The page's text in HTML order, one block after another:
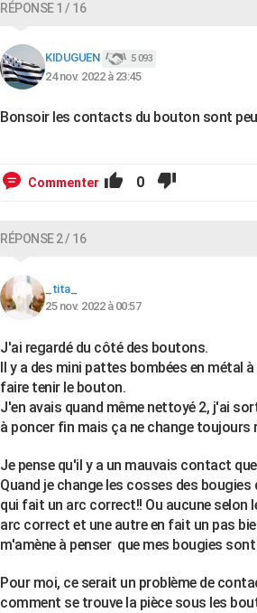
RÉPONSE 1 / 16
KIDUGUEN 5 093
24 nov. 2022 à 23:45
Bonsoir les contacts du bouton sont
Commenter 0
RÉPONSE 2 / 16
_tita_
25 nov. 2022 à 00:57
J'ai regardé du côté des boutons.
Il y a des mini pattes bombées en métal
faire tenir le bouton.
J'en avais quand même nettoyé 2, j'ai
à poncer fin mais ça ne change toujours
Je pense qu'il y a un mauvais contact
Quand je change les cosses des
qui fait un arc correct!! Ou aucune selon
arc correct et une autre en fait un pas
m'amène à penser que mes bougies
Pour moi, ce serait un problème de
comment se trouve la pièce sous les